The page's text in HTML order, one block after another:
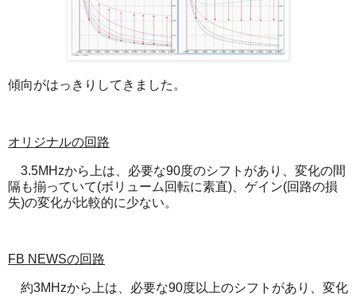
傾向がはっきりしてきました。
オリジナルの回路
3.5MHzから上は、必要な90度のシフトがあり、変化の間
隔も揃っていて(ボリューム回転に素直)、ゲイン(回路の損
失)の変化が比較的に少ない。
FB NEWSの回路
約3MHzから上は、必要な90度以上のシフトがあり、変化